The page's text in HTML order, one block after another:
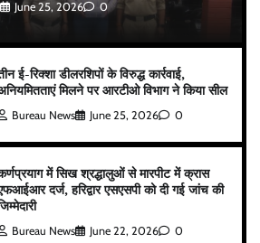
June 25, 2026 0
ई-रिक्शा डीलरशिपों के विरुद्ध कार्रवाई,
मिलने पर आरटीओ विभाग ने किया सील
Bureau News June 25, 2026 0
में सिख श्रद्धालुओं से मारपीट में क्रास
दर्ज, हरिद्वार एसएसपी को दी गई जांच की
Bureau News June 22, 2026 0